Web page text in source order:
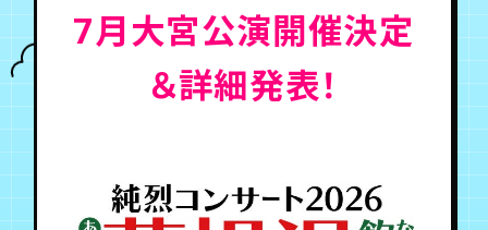
チケット
TICKET
お知らせ
FC NEWS
ムービー
MOVIE
7月大宮公演開催決定
＆詳細発表！